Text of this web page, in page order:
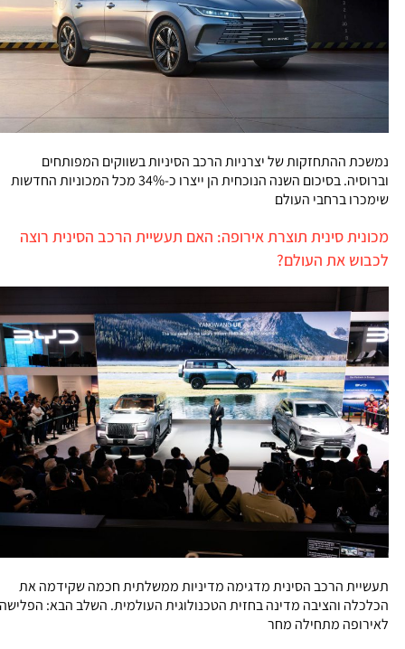
נמשכת ההתחזקות של יצרניות הרכב הסיניות בשווקים המפותחים
וברוסיה. בסיכום השנה הנוכחית הן ייצרו כ-34% מכל המכוניות החדשות
שימכרו ברחבי העולם
מכונית סינית תוצרת אירופה: האם תעשיית הרכב הסינית רוצה
לכבוש את העולם?
תעשיית הרכב הסינית מדגימה מדיניות ממשלתית חכמה שקידמה את
הכלכלה והציבה מדינה בחזית הטכנולוגית העולמית. השלב הבא: הפלישה
לאירופה מתחילה מחר